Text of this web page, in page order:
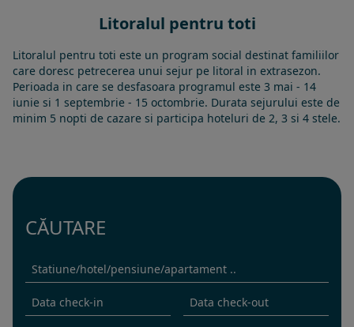
Litoralul pentru toti
Litoralul pentru toti este un program social destinat familiilor
care doresc petrecerea unui sejur pe litoral in extrasezon.
Perioada in care se desfasoara programul este 3 mai - 14
iunie si 1 septembrie - 15 octombrie. Durata sejurului este de
minim 5 nopti de cazare si participa hoteluri de 2, 3 si 4 stele.
CĂUTARE